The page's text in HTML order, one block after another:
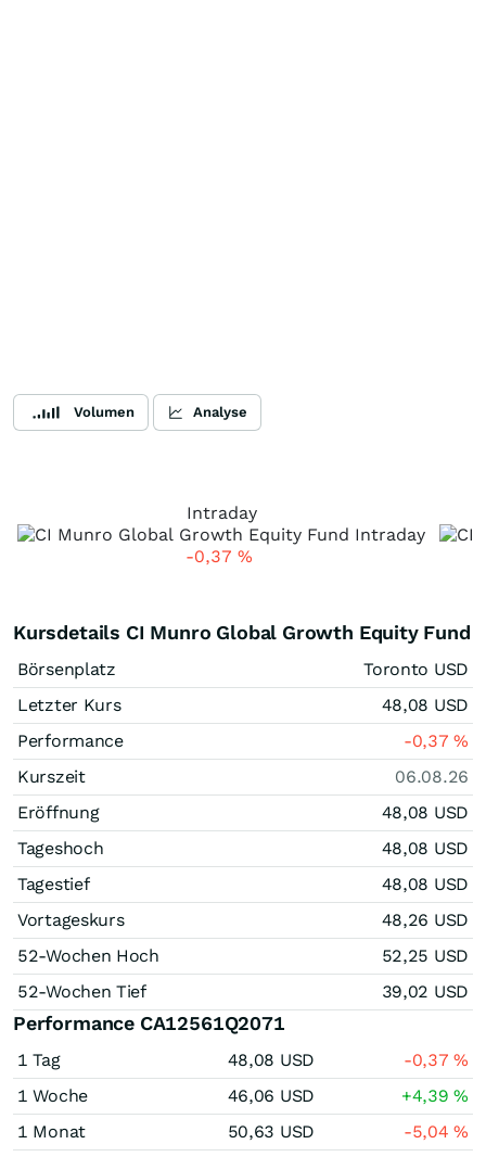
Volumen Analyse
Intraday
-0,37 %
Kursdetails CI Munro Global Growth Equity Fund
Börsenplatz
Toronto USD
Letzter Kurs
48,08 USD
Performance
-0,37%
Kurszeit
06.08.26
Eröffnung
48,08 USD
Tageshoch
48,08 USD
Tagestief
48,08 USD
Vortageskurs
48,26 USD
52-Wochen Hoch
52,25 USD
52-Wochen Tief
39,02 USD
Performance CA12561Q2071
1 Tag 48,08 USD -0,37%
1 Woche
46,06 USD +4,39%
1 Monat
50,63 USD -5,04%